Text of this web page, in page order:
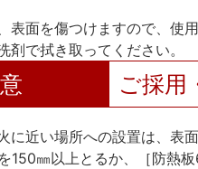
表面を傷つけますので、使
で拭き取ってください。
ご採用
に近い場所への設置は、表
150㎜以上とるか、［防熱